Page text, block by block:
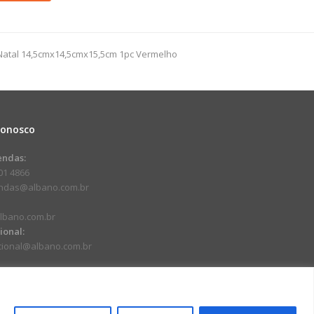
14,5cmx14,5cmx15,5cm 1pc Vermelho
4866